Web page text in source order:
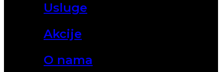
Usluge
Akcije
O nama